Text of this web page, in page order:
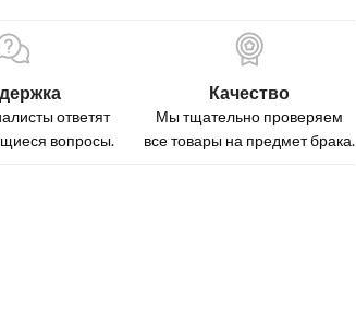
ответят
вопросы.
Качество
Мы тщательно проверяем
все товары на предмет брака.